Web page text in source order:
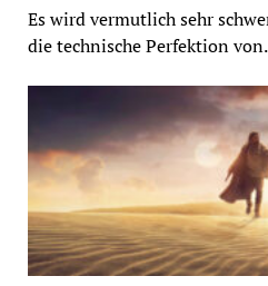
Es wird vermutlich sehr
die technische Perfektion